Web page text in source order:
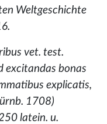
Weltgeschichte
vet. test.
excitandas bonas
explicatis,
1708)
latein. u.